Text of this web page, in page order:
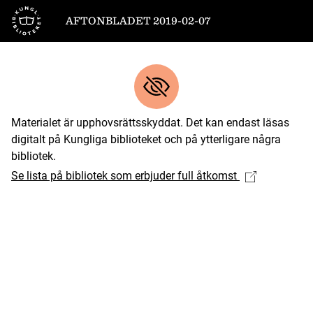
Till startsidan
AFTONBLADET 2019-02-07
Materialet är upphovsrättsskyddat. Det kan endast läsas
digitalt på Kungliga biblioteket och på ytterligare några
bibliotek.
Se lista på bibliotek som erbjuder full åtkomst